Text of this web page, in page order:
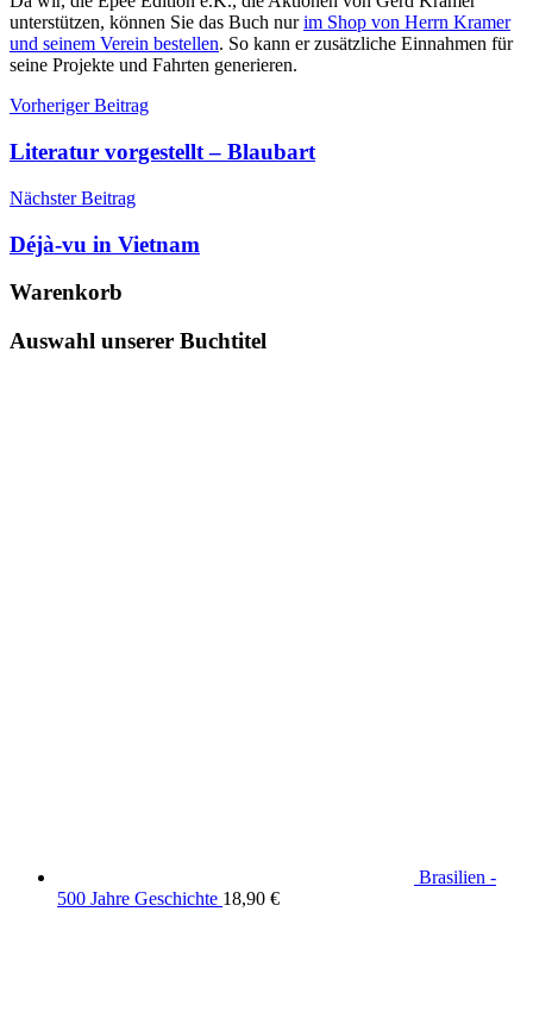
unterstützen, können Sie das Buch nurim Shop von Herrn Kramer
und seinem Verein bestellen. So kann er zusätzliche Einnahmen für
seine Projekte und Fahrten generieren.
Schlagwörter:
Buch,
Stille
nach
der
Schlacht,
Feedback,
FschJg
Beitragsnavigation
Vorheriger Beitrag
Literatur vorgestellt – Blaubart
Nächster Beitrag
Déjà-vu in Vietnam
Warenkorb
Auswahl unserer Buchtitel
Brasilien -
500 Jahre Geschichte 18,90 €